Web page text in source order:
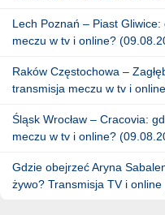
Lech Poznań – Piast
meczu w tv i online?
Raków Częstochowa –
transmisja meczu w tv i
Śląsk Wrocław – Cracovia:
meczu w tv i online?
Gdzie obejrzeć Aryna
żywo? Transmisja TV i